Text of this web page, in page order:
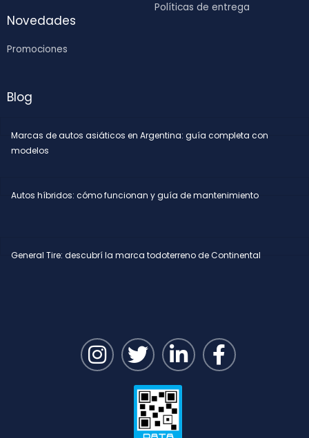
Novedades
Promociones
Políticas de entrega
Blog
Marcas de autos asiáticos en Argentina: guía completa con
modelos
Autos híbridos: cómo funcionan y guía de mantenimiento
General Tire: descubrí la marca todoterreno de Continental
I
n
T
w
i
t
t
L
i
n
e
F
a